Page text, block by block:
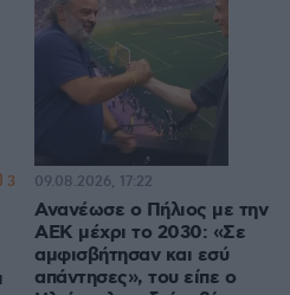
3
Ανανέωσε ο Πήλιος με την
ΑΕΚ μέχρι το 2030: «Σε
αμφισβήτησαν και εσύ
απάντησες», του είπε ο
09.08.2026, 17:22